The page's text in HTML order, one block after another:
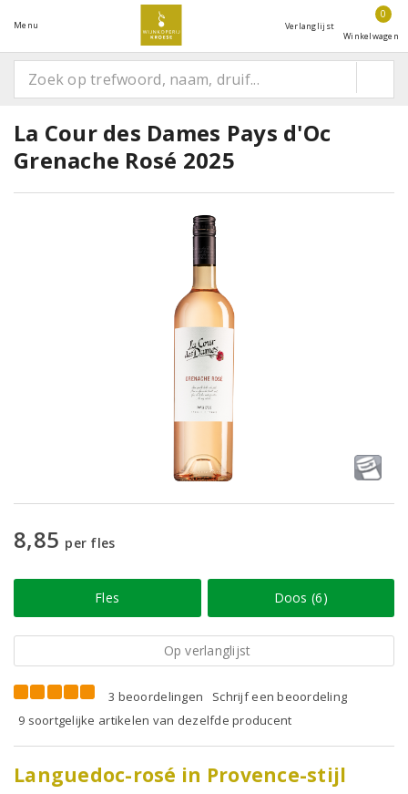
Menu Verlanglijst
0
Winkelwagen
La Cour des Dames Pays d'Oc
Grenache Rosé 2025
8,85 per fles
Fles Doos (6)
Op verlanglijst
3 beoordelingen
Schrijf een beoordeling
9 soortgelijke artikelen van dezelfde producent
Languedoc-rosé in Provence-stijl